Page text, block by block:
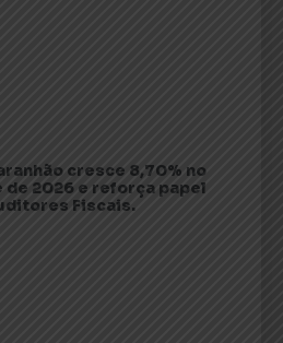
cresce 8,70% no
2026 e reforça papel
Fiscais.